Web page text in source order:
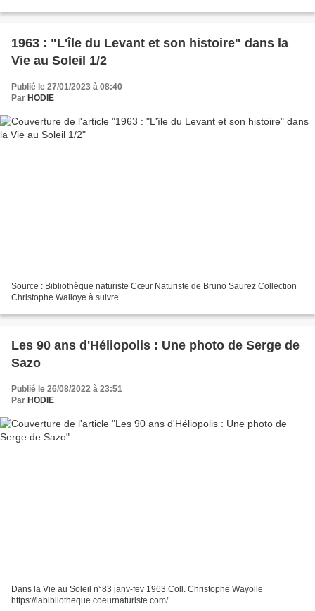
1963 : "L'île du Levant et son histoire" dans la
Vie au Soleil 1/2
Publié le 27/01/2023 à 08:40
Par HODIE
Source : Bibliothèque naturiste Cœur Naturiste de Bruno Saurez Collection
Christophe Walloye à suivre...
Les 90 ans d'Héliopolis : Une photo de Serge de
Sazo
Publié le 26/08/2022 à 23:51
Par HODIE
Dans la Vie au Soleil n°83 janv-fev 1963 Coll. Christophe Wayolle
https://labibliotheque.coeurnaturiste.com/